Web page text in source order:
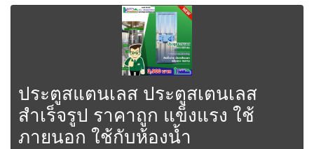
ประตูสแตนเลส ประตูสเตนเลส
สำเร็จรูป ราคาถูก แข็งแรง ใช้
ภายนอก ใช้กับห้องน้ำ